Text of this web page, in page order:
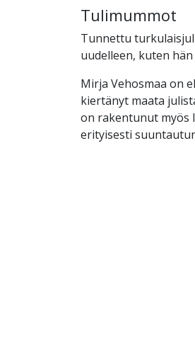
Tulimummot
Tunnettu
uudelleen, kuten
Mirja Vehosmaa on
kiertänyt maata
on rakentunut myös
erityisesti